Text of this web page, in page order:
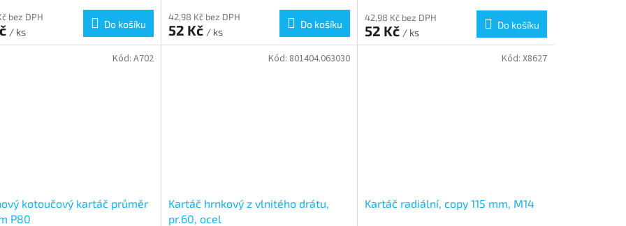
bez DPH
/ ks
Do košíku
42,98 Kč bez DPH
52 Kč / ks
Do košíku
42,98 Kč bez DPH
52 Kč / ks
Do košíku
kotoučový kartáč průměr
P80
Kód: A702
Kartáč hrnkový z vlnitého drátu,
pr.60, ocel
Kód: 801404.063030
Kartáč radiální, copy 115 mm, M14
Kód: X8627